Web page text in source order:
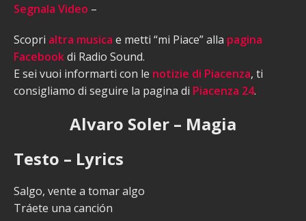
Segnala Video –
Scopri altra musica e metti “mi Piace” alla pagina
Facebookdi Radio Sound.
E sei vuoi informarti con le notizie di Piacenza, ti
consigliamo di seguire la pagina di Piacenza 24.
Alvaro Soler – Magia
Testo – Lyrics
Salgo, vente a tomar algo
Tráete una canción